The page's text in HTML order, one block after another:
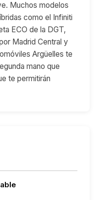
Muchos modelos
como el Infiniti
ECO de la DGT,
Madrid Central y
Argüelles te
mano que
te permitirán